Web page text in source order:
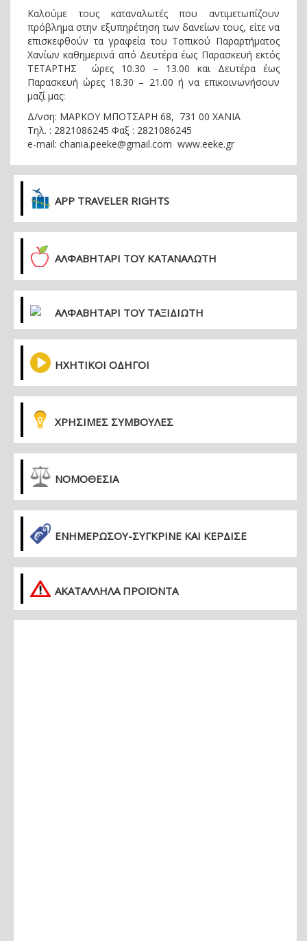
Καλούμε τους καταναλωτές που αντιμετωπίζουν
πρόβλημα στην εξυπηρέτηση των δανείων τους, είτε να
επισκεφθούν τα γραφεία του Τοπικού Παραρτήματος
Χανίων καθημερινά από Δευτέρα έως Παρασκευή εκτός
ΤΕΤΑΡΤΗΣ ώρες 10.30 – 13.00 και Δευτέρα έως
Παρασκευή ώρες 18.30 – 21.00 ή να επικοινωνήσουν
μαζί μας:
Δ/νση: ΜΑΡΚΟΥ ΜΠΟΤΣΑΡΗ 68, 731 00 ΧΑΝΙΑ
Τηλ. : 2821086245 Φαξ : 2821086245
e-mail: chania.peeke@gmail.com www.eeke.gr
APP TRAVELER RIGHTS
ΑΛΦΑΒΗΤΑΡΙ ΤΟΥ ΚΑΤΑΝΑΛΩΤΗ
ΑΛΦΑΒΗΤΑΡΙ ΤΟΥ ΤΑΞΙΔΙΩΤΗ
ΗΧΗΤΙΚΟΙ ΟΔΗΓΟΙ
ΧΡΗΣΙΜΕΣ ΣΥΜΒΟΥΛΕΣ
ΝΟΜΟΘΕΣΙΑ
ΕΝΗΜΕΡΏΣΟΥ-ΣΎΓΚΡΙΝΕ ΚΑΙ ΚΈΡΔΙΣΕ
ΑΚΑΤΑΛΛΗΛΑ ΠΡΟΪΟΝΤΑ